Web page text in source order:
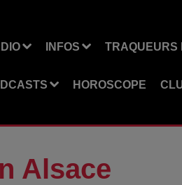
INFOS TRAQUEURS
HOROSCOPE
Alsace